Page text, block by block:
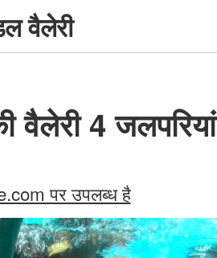
वैलेरी
वैलेरी 4 जलपरियां
पर उपलब्ध है